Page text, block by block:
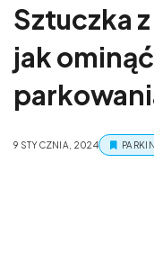
Sztuczka
jak
9 STYCZNIA, 2024